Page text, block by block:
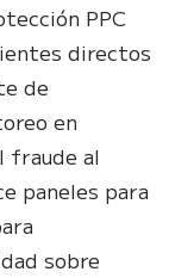
PPC
directos
de
en
fraude al
paneles para
sobre